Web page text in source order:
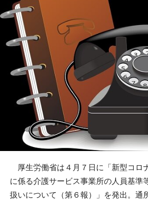
厚生労働省は４月７日に「新型コロ
に係る介護サービス事業所の人員基準
扱いについて（第６報）」を発出。通